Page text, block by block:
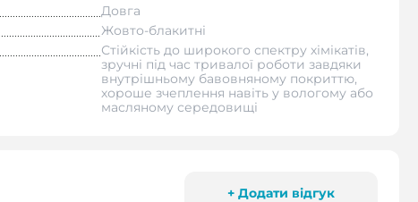
Довга
Жовто-блакитні
Стійкість до широкого спектру хімікатів,
зручні під час тривалої роботи завдяки
внутрішньому бавовняному покриттю,
хороше зчеплення навіть у вологому або
масляному середовищі
+ Додати відгук